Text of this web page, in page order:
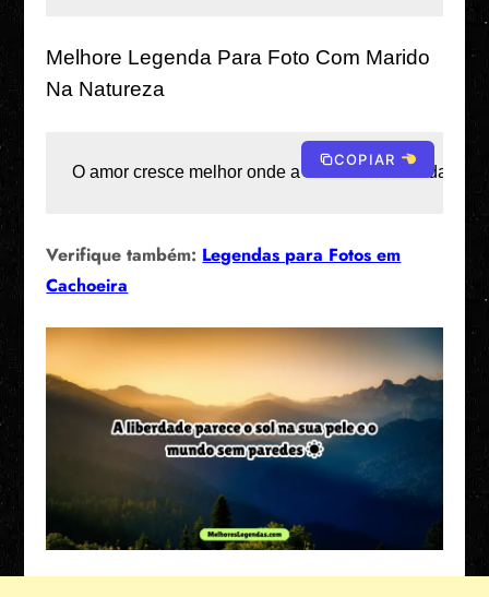
Melhore Legenda Para Foto Com Marido
Na Natureza
O amor cresce melhor onde a terra está intocada e o
COPIAR
Verifique também: Legendas para Fotos em
Cachoeira